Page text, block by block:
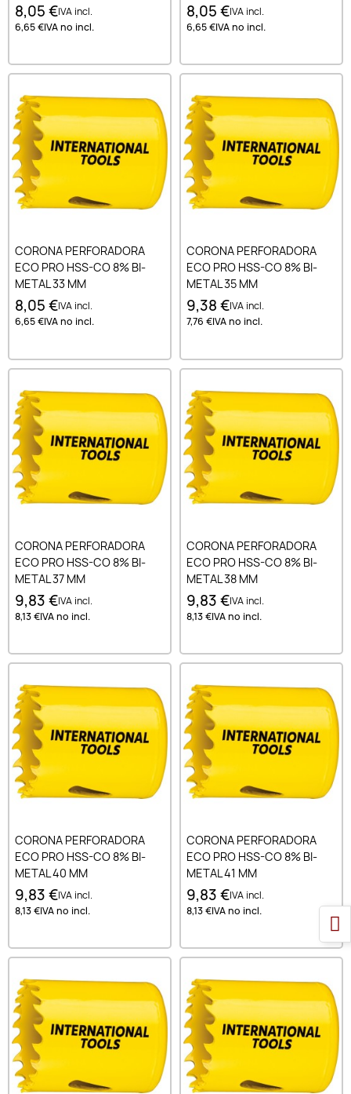
8,05 €IVA incl.
6,65 €IVA no incl.
8,05 €IVA incl.
6,65 €IVA no incl.
CORONA PERFORADORA
ECO PRO HSS-CO 8% BI-
METAL 33 MM
8,05 €IVA incl.
6,65 €IVA no incl.
CORONA PERFORADORA
ECO PRO HSS-CO 8% BI-
METAL 35 MM
9,38 €IVA incl.
7,76 €IVA no incl.
CORONA PERFORADORA
ECO PRO HSS-CO 8% BI-
METAL 37 MM
9,83 €IVA incl.
8,13 €IVA no incl.
CORONA PERFORADORA
ECO PRO HSS-CO 8% BI-
METAL 38 MM
9,83 €IVA incl.
8,13 €IVA no incl.
CORONA PERFORADORA
ECO PRO HSS-CO 8% BI-
METAL 40 MM
9,83 €IVA incl.
8,13 €IVA no incl.
CORONA PERFORADORA
ECO PRO HSS-CO 8% BI-
METAL 41 MM
9,83 €IVA incl.
8,13 €IVA no incl.